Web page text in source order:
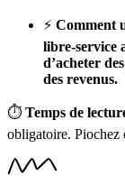
⚡️ Comment
libre-service
d’acheter
des revenus.
⏱ Temps de
obligatoire. Piochez